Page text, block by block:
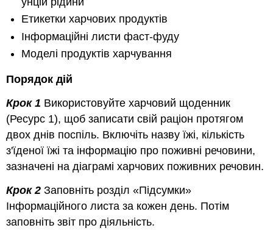
Етикетки харчових продуктів
Інформаційні листи фаст-фуду
Моделі продуктів харчування
Порядок дій
Крок 1 Використовуйте харчовий щоденник
(Ресурс 1), щоб записати свій раціон протягом
двох днів поспіль. Включіть назву їжі, кількість
з'їденої їжі та інформацію про поживні речовини,
зазначені на діаграмі харчових поживних речовин.
Крок 2 Заповніть розділ «Підсумки»
Інформаційного листа за кожен день. Потім
заповніть звіт про діяльність.